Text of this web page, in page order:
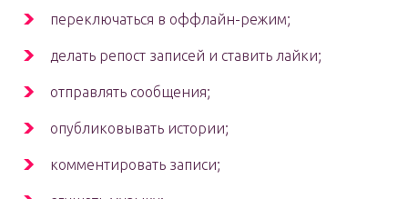
переключаться в оффлайн-режим;
делать репост записей и ставить лайки;
отправлять сообщения;
опубликовывать истории;
комментировать записи;